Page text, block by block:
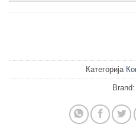
Категорија
Brand: